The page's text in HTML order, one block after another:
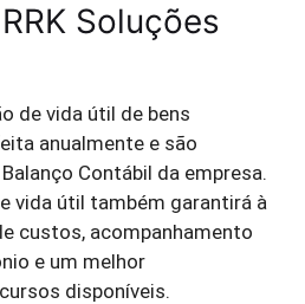
Soluções
de vida útil de bens
anualmente e são
Contábil da empresa.
vida útil também garantirá à
custos, acompanhamento
e um melhor
disponíveis.